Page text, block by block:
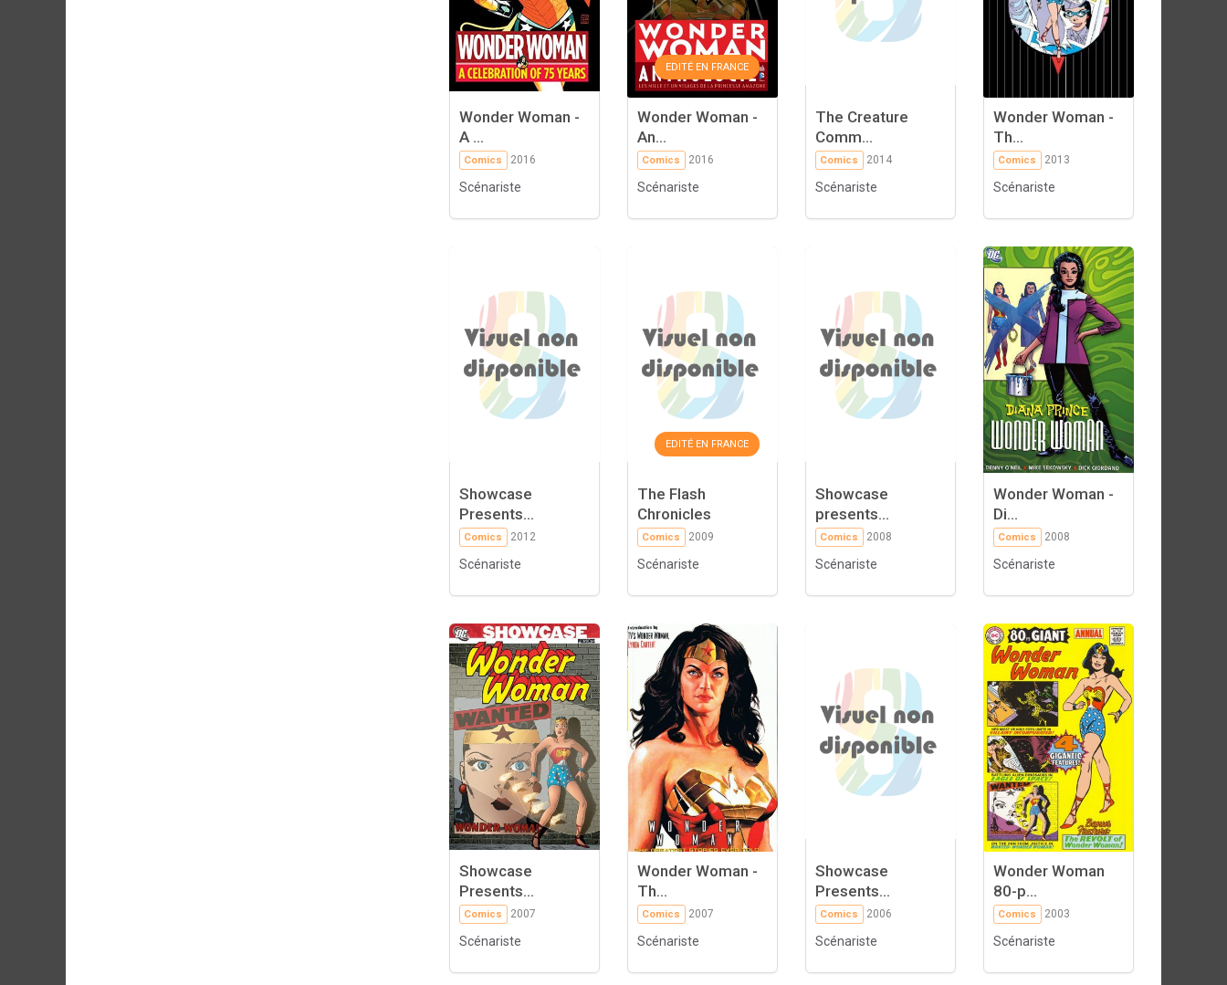
Wonder Woman -
A ...
Comics 2016
Scénariste
EDITÉ EN FRANCE
Wonder Woman -
An...
Comics 2016
Scénariste
The Creature
Comm...
Comics 2014
Scénariste
Wonder Woman -
Th...
Comics 2013
Scénariste
Showcase
Presents...
Comics 2012
Scénariste
EDITÉ EN FRANCE
The Flash
Chronicles
Comics 2009
Scénariste
Showcase
presents...
Comics 2008
Scénariste
Wonder Woman -
Di...
Comics 2008
Scénariste
Showcase
Presents...
Comics 2007
Scénariste
Wonder Woman -
Th...
Comics 2007
Scénariste
Showcase
Presents...
Comics 2006
Scénariste
Wonder Woman
80-p...
Comics 2003
Scénariste